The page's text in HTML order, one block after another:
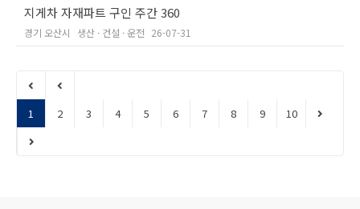
지게차 자재파트 구인 주간 360
경기 오산시 생산 · 건설 · 운전 26-07-31
1 2 3 4 5 6 7 8 9 10